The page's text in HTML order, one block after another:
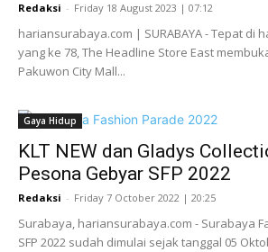
Redaksi - Friday 18 August 2023 | 07:12
hariansurabaya.com | SURABAYA - Tepat di
yang ke 78, The Headline Store East
Pakuwon City Mall...
Gaya Hidup
KLT NEW dan Gladys
Pesona Gebyar SFP 2022
Redaksi - Friday 7 October 2022 | 20:25
Surabaya, hariansurabaya.com - Surabaya
SFP 2022 sudah dimulai sejak tanggal 05